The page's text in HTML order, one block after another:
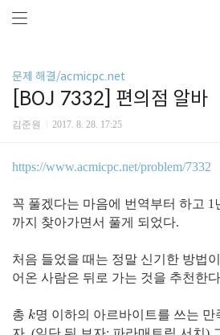
문제 해결/acmicpc.net
[BOJ 7332] 편의점 알바
김준원 2017. 8. 28. 17:25
https://www.acmicpc.net/problem/7332
꼭 풀겠다는 마음에 번역부터 하고 1
까지 찾아가면서 풀게 되었다.
처음 들었을 때는 정말 신기한 방법
어온 사람은 뒤로 가는 것을 추천한
총 k
k명 이하의 아르바이트를 쓰는